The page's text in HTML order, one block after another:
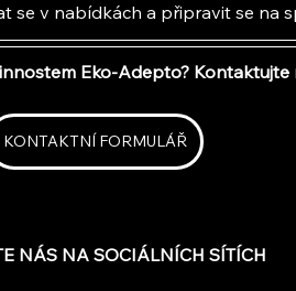
se v nabídkách a připravit se na
Eko-Adepto? Kontaktujte
KONTAKTNÍ FORMULÁŘ
NÁS NA SOCIÁLNÍCH SÍTÍCH